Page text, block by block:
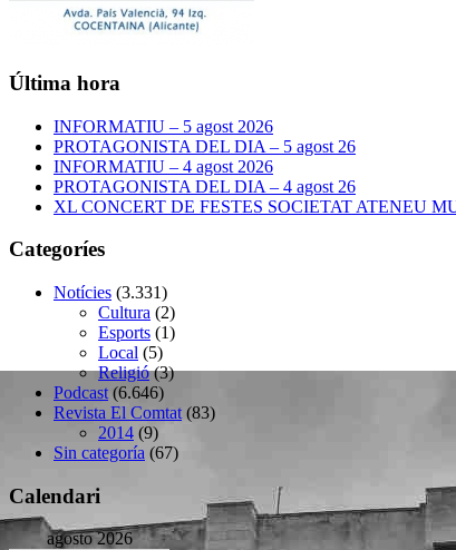
Última hora
INFORMATIU – 5 agost 2026
PROTAGONISTA DEL DIA – 5 agost 26
INFORMATIU – 4 agost 2026
PROTAGONISTA DEL DIA – 4 agost 26
XL CONCERT DE FESTES SOCIETAT ATENEU
Categoríes
Notícies (3.331)
Cultura (2)
Esports (1)
Local (5)
Religió(3)
Podcast (6.646)
Revista El Comtat (83)
2014 (9)
Sin categoría (67)
Calendari
agosto 2026